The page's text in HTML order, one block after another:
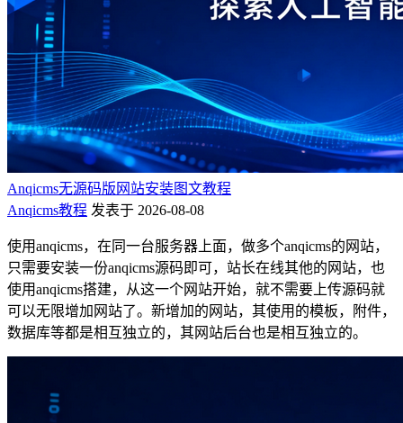
Anqicms无源码版网站安装图文教程
Anqicms教程 发表于 2026-08-08
使用anqicms，在同一台服务器上面，做多个anqicms的网站，
只需要安装一份anqicms源码即可，站长在线其他的网站，也
使用anqicms搭建，从这一个网站开始，就不需要上传源码就
可以无限增加网站了。新增加的网站，其使用的模板，附件，
数据库等都是相互独立的，其网站后台也是相互独立的。